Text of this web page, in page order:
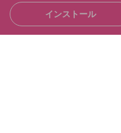
インストール